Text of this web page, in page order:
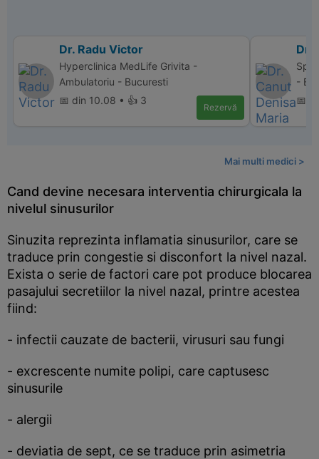
Dr. Radu Victor
Hyperclinica MedLife Grivita -
Ambulatoriu - Bucuresti
📅 din 10.08 • 👍 3
Rezervă
Dr.
-
📅
Mai multi medici >
Cand devine necesara interventia chirurgicala la
nivelul sinusurilor
Sinuzita reprezinta inflamatia sinusurilor, care se
traduce prin congestie si disconfort la nivel nazal.
Exista o serie de factori care pot produce blocarea
pasajului secretiilor la nivel nazal, printre acestea
fiind:
- infectii cauzate de bacterii, virusuri sau fungi
- excrescente numite polipi, care captusesc
sinusurile
- alergii
- deviatia de sept, ce se traduce prin asimetria